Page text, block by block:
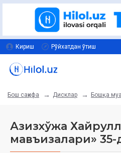
Кириш Рўйхатдан ўтиш
Бош саҳифа Дисклар Бошқа
Азизхўжа
мавъизалари»